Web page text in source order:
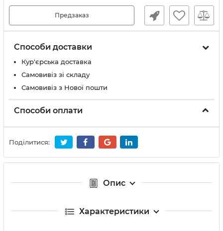
Предзаказ
Способи доставки
Кур'єрська доставка
Самовивіз зі складу
Самовивіз з Нової пошти
Способи оплати
Поділитися:
Опис
Характеристики